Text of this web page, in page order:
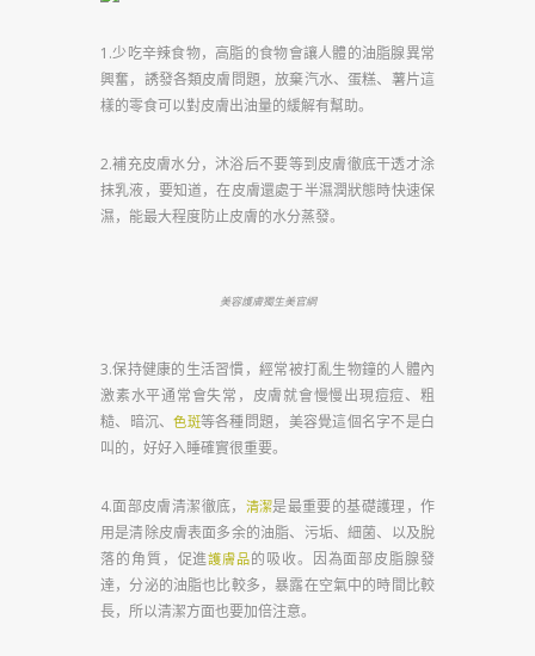
1.少吃辛辣食物，高脂的食物會讓人體的油脂腺異常
興奮，誘發各類皮膚問題，放棄汽水、蛋糕、薯片這
樣的零食可以對皮膚出油量的緩解有幫助。
2.補充皮膚水分，沐浴后不要等到皮膚徹底干透才涂
抹乳液，要知道，在皮膚還處于半濕潤狀態時快速保
濕，能最大程度防止皮膚的水分蒸發。
美容護膚獨生美官網
3.保持健康的生活習慣，經常被打亂生物鐘的人體內
激素水平通常會失常，皮膚就會慢慢出現痘痘、粗
糙、暗沉、色斑等各種問題，美容覺這個名字不是白
叫的，好好入睡確實很重要。
4.面部皮膚清潔徹底， 清潔是最重要的基礎護理，作
用是清除皮膚表面多余的油脂、污垢、細菌、以及脫
落的角質，促進護膚品的吸收。因為面部皮脂腺發
達，分泌的油脂也比較多，暴露在空氣中的時間比較
長，所以清潔方面也要加倍注意。